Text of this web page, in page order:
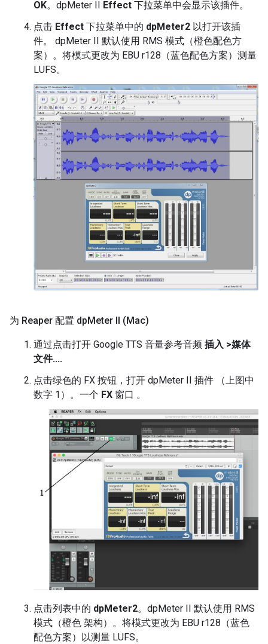
OK。dpMeter II Effect 下拉菜单中会显示该插件。
点击 Effect 下拉菜单中的 dpMeter2 以打开该插
件。 dpMeter II 默认使用 RMS 模式（橙色配色方
案）。将模式更改为 EBU r128（蓝色配色方案）测量
LUFS。
为 Reaper 配置 dpMeter II (Mac)
通过点击打开 Google TTS 音量参考音频 插入 >媒体
文件....
点击绿色的 FX 按钮，打开 dpMeter II 插件 （上图中
数字 1）。一个 FX 窗口 。
点击列表中的 dpMeter2。dpMeter II 默认使用 RMS
模式（橙色 架构）。将模式更改为 EBU r128（蓝色
配色方案）以测量 LUFS。